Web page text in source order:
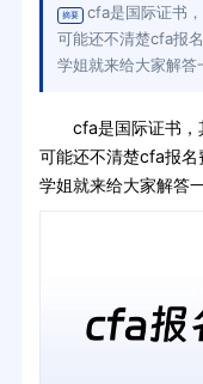
摘要
cfa是国际证书
可能还不清楚cfa报
学姐就来给大家解答
cfa是国际证书，
可能还不清楚cfa报名
学姐就来给大家解答